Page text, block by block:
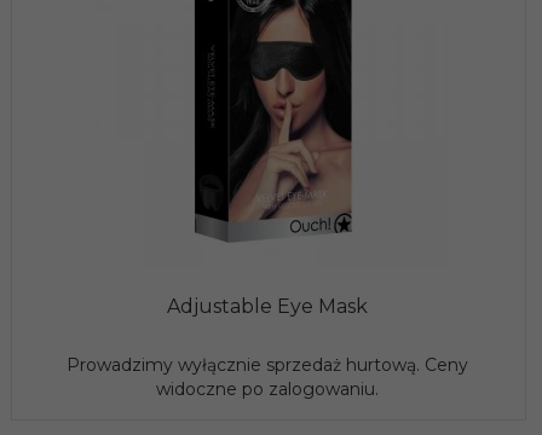
Adjustable Eye Mask
Prowadzimy wyłącznie sprzedaż hurtową. Ceny
widoczne po zalogowaniu.